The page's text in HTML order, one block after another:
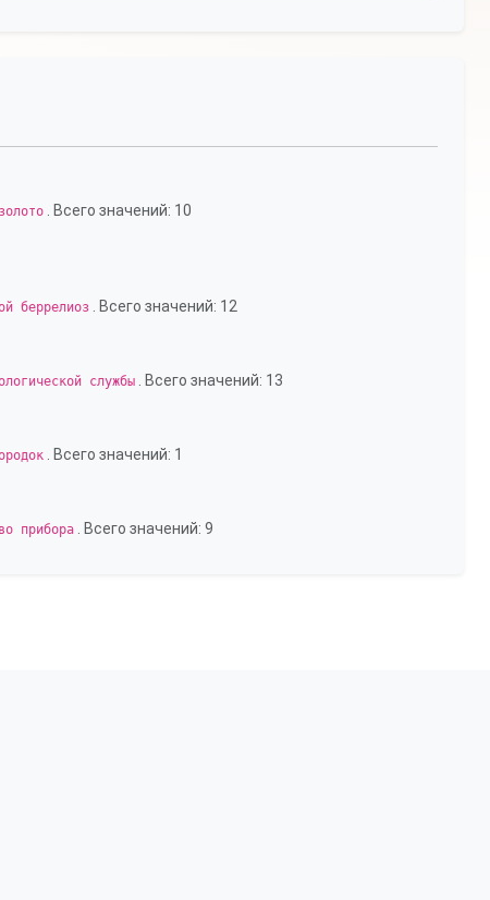
. Всего значений: 10
беррелиоз . Всего значений: 12
службы . Всего значений: 13
. Всего значений: 1
прибора . Всего значений: 9